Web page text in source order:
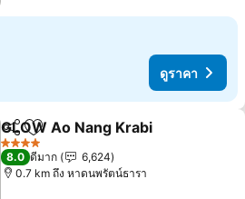
ดูราคา
แชร์ เพิ่มในรายการโปรด
GLOW Ao Nang Krabi
4 ดาว
8.0 ดีมาก
6,624
0.7 km ถึง หาดนพรัตน์ธารา